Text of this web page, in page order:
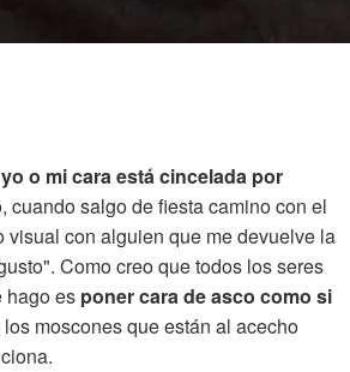
o mi cara está cincelada por
cuando salgo de fiesta camino con el
visual con alguien que me devuelve la
Como creo que todos los seres
hago es poner cara de asco como si
moscones que están al acecho